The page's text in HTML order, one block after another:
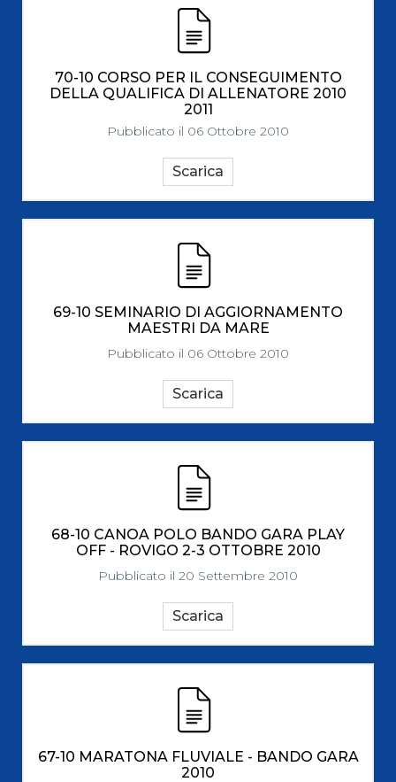
70-10 CORSO PER IL CONSEGUIMENTO
DELLA QUALIFICA DI ALLENATORE 2010
2011
Pubblicato il 06 Ottobre 2010
Scarica
69-10 SEMINARIO DI AGGIORNAMENTO
MAESTRI DA MARE
Pubblicato il 06 Ottobre 2010
Scarica
68-10 CANOA POLO BANDO GARA PLAY
OFF - ROVIGO 2-3 OTTOBRE 2010
Pubblicato il 20 Settembre 2010
Scarica
67-10 MARATONA FLUVIALE - BANDO GARA
2010